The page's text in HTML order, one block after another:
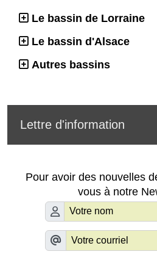
Le bassin de Lorraine
Le bassin d'Alsace
Autres bassins
Lettre d'information
Pour avoir des nouvelles
vous à notre